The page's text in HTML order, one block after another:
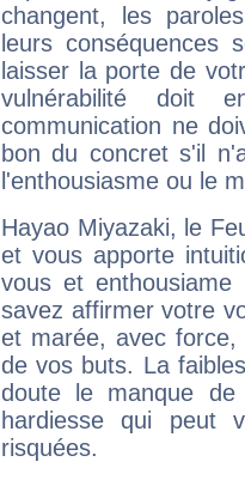
changent, les
leurs conséquences
laisser la porte de
vulnérabilité doit
communication ne
bon du concret s'il
l'enthousiasme ou le
Hayao Miyazaki, le
et vous apporte
vous et
savez affirmer votre
et marée, avec
de vos buts. La
doute le manque
hardiesse qui peut
risquées.